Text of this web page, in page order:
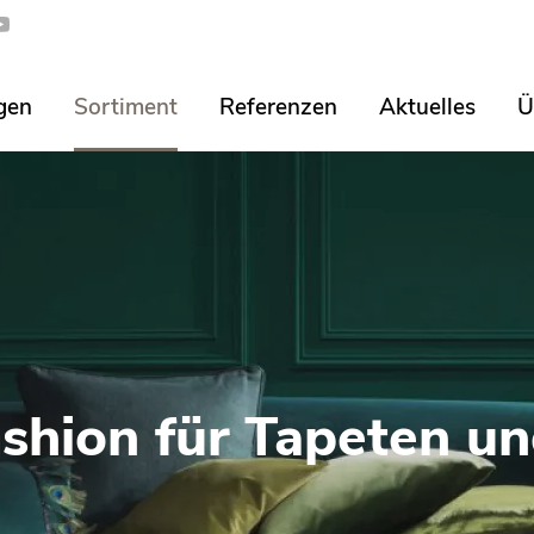
Sortiment Referenzen Aktuelles
für Tapeten